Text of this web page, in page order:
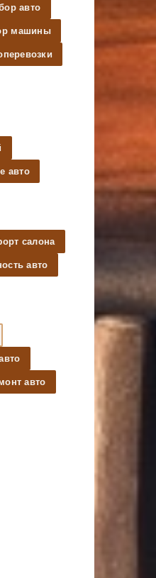
авто
машины
авто
салона
авто
авто